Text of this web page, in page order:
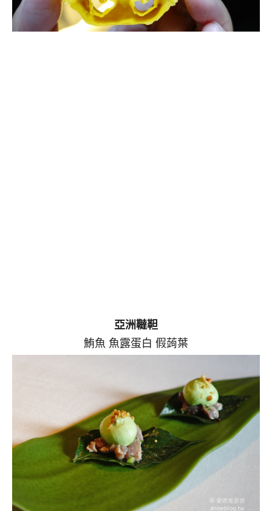
亞洲韃靼
鮪魚 魚露蛋白 假蒟葉